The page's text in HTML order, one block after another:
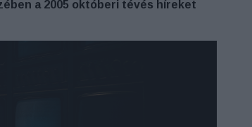
a 2005 októberi tévés híreket